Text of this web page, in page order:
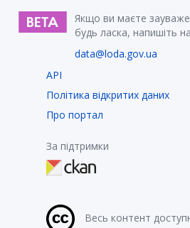
Якщо ви маєте
будь ласка, напишіть
data@loda.gov.ua
API
Політика відкритих даних
Про портал
За підтримки
Весь контент